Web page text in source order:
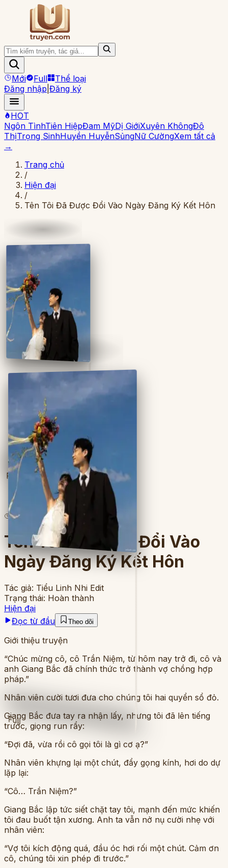
Mới Full
Thể loại
Đăng nhập Đăng ký
HOT
Ngôn TìnhTiên HiệpĐam MỹDị GiớiXuyên KhôngĐô
ThịTrọng SinhHuyền HuyễnSủngNữ CườngXem tất cả
→
Trang chủ
/
Hiện đại
/
Tên Tôi Đã Được Đổi Vào Ngày Đăng Ký Kết Hôn
Full
Full
7lượt đọc chương
Tên Tôi Đã Được Đổi Vào
Ngày Đăng Ký Kết Hôn
Tác giả: Tiểu Linh Nhi Edit
Trạng thái: Hoàn thành
Hiện đại
Đọc từ đầu
Theo dõi
Giới thiệu truyện
“Chúc mừng cô, cô Trần Niệm, từ hôm nay trở đi, cô và
anh Giang Bắc đã chính thức trở thành vợ chồng hợp
pháp.”
Nhân viên cười tươi đưa cho chúng tôi hai quyển sổ đỏ.
Giang Bắc đưa tay ra nhận lấy, nhưng tôi đã lên tiếng
trước, giọng run rẩy:
“Đợi đã, vừa rồi cô gọi tôi là gì cơ ạ?”
Nhân viên khựng lại một chút, đẩy gọng kính, hơi do dự
lặp lại:
“Cô… Trần Niệm?”
Giang Bắc lập tức siết chặt tay tôi, mạnh đến mức khiến
tôi đau buốt tận xương. Anh ta vẫn nở nụ cười nhẹ với
nhân viên:
“Vợ tôi kích động quá, đầu óc hơi rối một chút. Cảm ơn
cô, chúng tôi xin phép đi trước.”